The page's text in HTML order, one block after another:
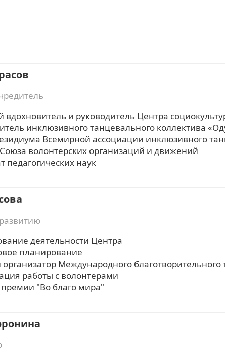
вдохновитель и руководитель Центра
инклюзивного танцевального коллектива
Всемирной ассоциации инклюзивного
Союза волонтерских организаций и движений
педагогических наук
деятельности Центра
планирование
организатор Международного
работы с волонтерами
премии "Во благо мира"